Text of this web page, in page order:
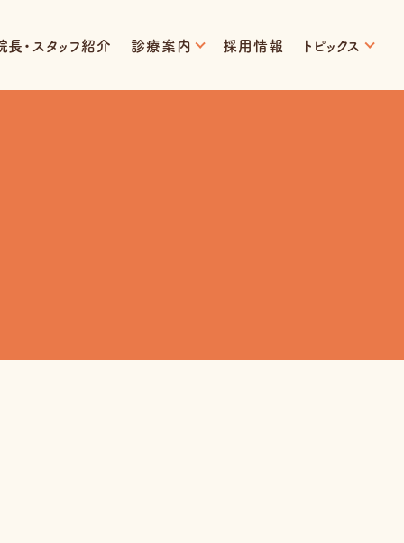
長・スタッフ紹介 診療案内 採用情報 トピックス